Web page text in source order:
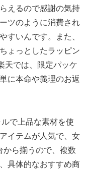
えるので感謝の気持
ツのように消費され
すいんです。また、
ょっとしたラッピン
天では、限定パッケ
に本命や義理のお返
で上品な素材を使
イテムが人気で、女
ら揃うので、複数
具体的なおすすめ商